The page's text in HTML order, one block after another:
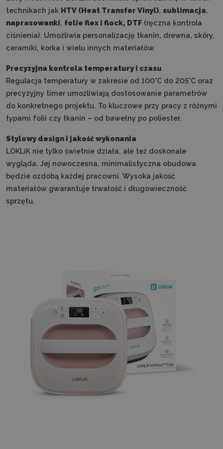
technikach jak HTV (Heat Transfer Vinyl), sublimacja,
naprasowanki, folie flex i flock, DTF (ręczna kontrola
ciśnienia). Umożliwia personalizację tkanin, drewna, skóry,
ceramiki, korka i wielu innych materiałów.
Precyzyjna kontrola temperatury i czasu
Regulacja temperatury w zakresie od 100°C do 205°C oraz
precyzyjny timer umożliwiają dostosowanie parametrów
do konkretnego projektu. To kluczowe przy pracy z różnymi
typami folii czy tkanin – od bawełny po poliester.
Stylowy design i jakość wykonania
LOKLiK nie tylko świetnie działa, ale też doskonale
wygląda. Jej nowoczesna, minimalistyczna obudowa
będzie ozdobą każdej pracowni. Wysoka jakość
materiałów gwarantuje trwałość i długowieczność
sprzętu.